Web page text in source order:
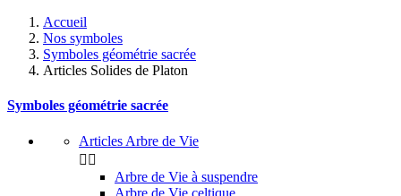
Accueil
Nos symboles
Symboles géométrie sacrée
Articles Solides de Platon
Symboles géométrie sacrée
Articles Arbre de Vie
 
Arbre de Vie à suspendre
Arbre de Vie celtique